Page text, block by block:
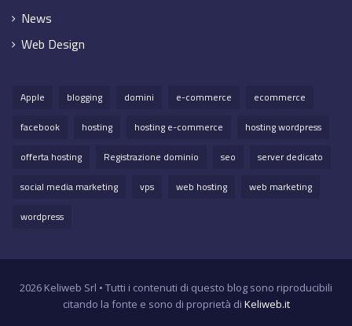
News
Web Design
Apple blogging domini e-commerce
ecommerce
facebook
hosting hosting e-commerce
hosting wordpress
offerta hosting
Registrazione dominio seo
server dedicato
social media marketing
vps web hosting
web marketing
wordpress
2026 Keliweb Srl • Tutti i contenuti di questo blog sono riproducibili
citando la fonte e sono di proprietà di Keliweb.it